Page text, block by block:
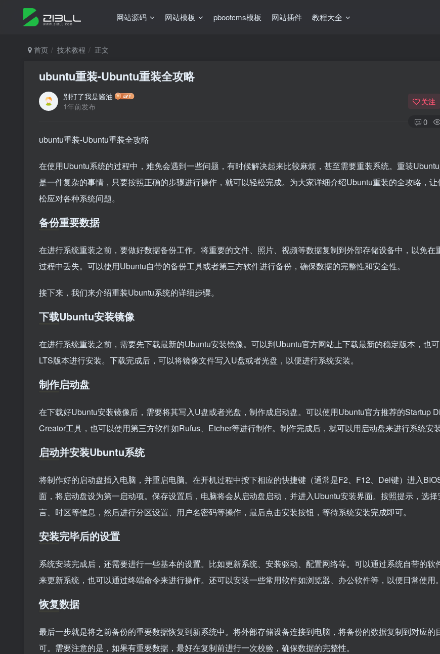
网站源码 网站模板 pbootcms模板 网站插件 教程大全
首页 技术教程 正文
ubuntu重装-Ubuntu重装全攻略
别打了我是酱油
1年前发布
关注
0
ubuntu重装-Ubuntu重装全攻略
在使用Ubuntu系统的过程中，难免会遇到一些问题，有时候解决起来比较麻烦，甚至需要重装系统。重装
是一件复杂的事情，只要按照正确的步骤进行操作，就可以轻松完成。为大家详细介绍Ubuntu重装的全攻略，让
松应对各种系统问题。
备份重要数据
在进行系统重装之前，要做好数据备份工作。将重要的文件、照片、视频等数据复制到外部存储设备中，以免在
过程中丢失。可以使用Ubuntu自带的备份工具或者第三方软件进行备份，确保数据的完整性和安全性。
接下来，我们来介绍重装Ubuntu系统的详细步骤。
下载Ubuntu安装镜像
在进行系统重装之前，需要先下载最新的Ubuntu安装镜像。可以到Ubuntu官方网站上下载最新的稳定版本，也
LTS版本进行安装。下载完成后，可以将镜像文件写入U盘或者光盘，以便进行系统安装。
制作启动盘
在下载好Ubuntu安装镜像后，需要将其写入U盘或者光盘，制作成启动盘。可以使用Ubuntu官方推荐的Startup
Creator工具，也可以使用第三方软件如Rufus、Etcher等进行制作。制作完成后，就可以用启动盘来进行系统安装
启动并安装Ubuntu系统
将制作好的启动盘插入电脑，并重启电脑。在开机过程中按下相应的快捷键（通常是F2、F12、Del键）进入
面，将启动盘设为第一启动项。保存设置后，电脑将会从启动盘启动，并进入Ubuntu安装界面。按照提示，选择
言、时区等信息，然后进行分区设置、用户名密码等操作，最后点击安装按钮，等待系统安装完成即可。
安装完毕后的设置
系统安装完成后，还需要进行一些基本的设置。比如更新系统、安装驱动、配置网络等。可以通过系统自带的软
来更新系统，也可以通过终端命令来进行操作。还可以安装一些常用软件如浏览器、办公软件等，以便日常使用。
恢复数据
最后一步就是将之前备份的重要数据恢复到新系统中。将外部存储设备连接到电脑，将备份的数据复制到对应的
可。需要注意的是，如果有重要数据，最好在复制前进行一次校验，确保数据的完整性。